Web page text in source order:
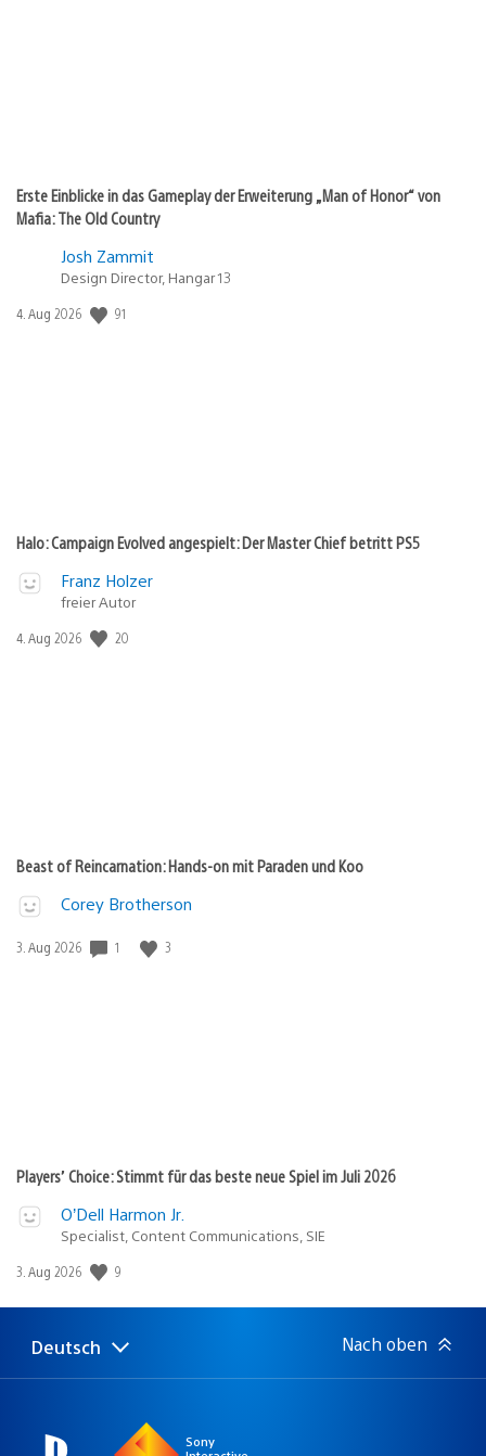
Erste Einblicke in das Gameplay der Erweiterung „Man of Honor“ von
Mafia: The Old Country
Josh Zammit
Design Director, Hangar 13
Veröffentlichungsdatum:
4. Aug 2026 91
Halo: Campaign Evolved angespielt: Der Master Chief betritt PS5
Franz Holzer
freier Autor
Veröffentlichungsdatum:
4. Aug 2026 20
Beast of Reincarnation: Hands-on mit Paraden und Koo
Corey Brotherson
Veröffentlichungsdatum:
3. Aug 2026 1 3
Players’ Choice: Stimmt für das beste neue Spiel im Juli 2026
O’Dell Harmon Jr.
Specialist, Content Communications, SIE
Veröffentlichungsdatum:
3. Aug 2026 9
Select
a
Aktuelle
Region:
Deutsch Nach oben
Sony